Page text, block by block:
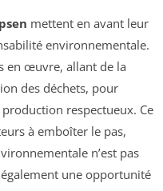
mettent en avant leur
environnementale.
en œuvre, allant de la
des déchets, pour
respectueux. Ce
à emboîter le pas,
n’est pas
une opportunité